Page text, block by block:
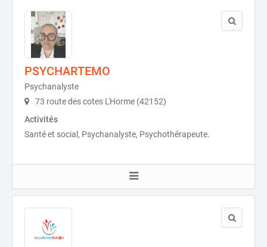
PSYCHARTEMO
Psychanalyste
73 route des cotes L'Horme (42152)
Activités
Santé et social, Psychanalyste, Psychothérapeute.